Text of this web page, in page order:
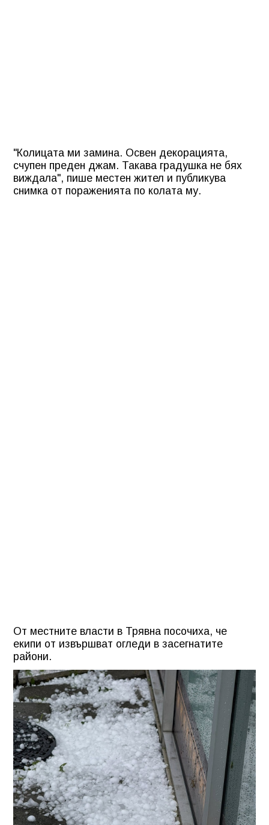
"Колицата ми замина. Освен декорацията,
счупен преден джам. Такава градушка не бях
виждала", пише местен жител и публикува
снимка от пораженията по колата му.
От местните власти в Трявна посочиха, че
екипи от извършват огледи в засегнатите
райони.